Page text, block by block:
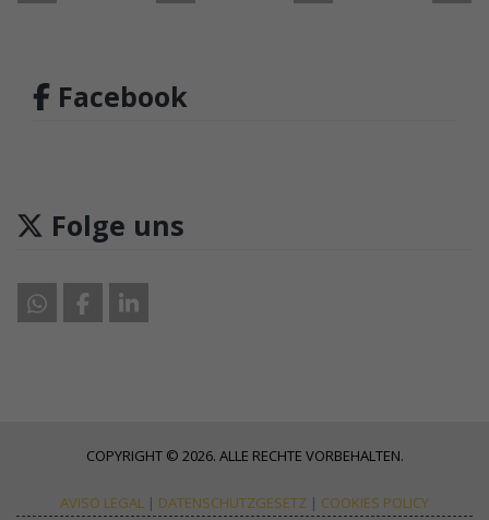
Facebook
Folge uns
COPYRIGHT © 2026. ALLE RECHTE VORBEHALTEN.
AVISO LEGAL | DATENSCHUTZGESETZ | COOKIES POLICY